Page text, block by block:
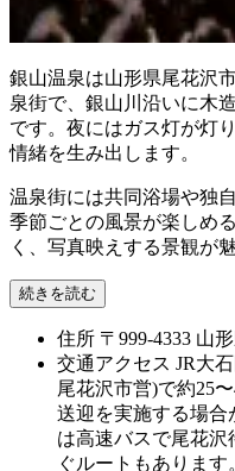
銀山温泉は山形県尾花沢
泉街で、銀山川沿いに木
です。夜にはガス灯が灯
情緒を生み出します。
温泉街には共同浴場や独
季節ごとの風景が楽しめ
く、写真映えする景観が
続きを読む
住所 〒999-4333 山
交通アクセス JR大
尾花沢市営)で約25
送迎を実施する場合
は高速バスで尾花
ぐルートもあります